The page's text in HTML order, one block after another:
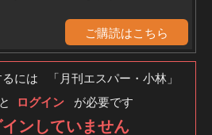
ご購読はこちら
には 「月刊エスパー・小林」
ログイン が必要です
ンしていません